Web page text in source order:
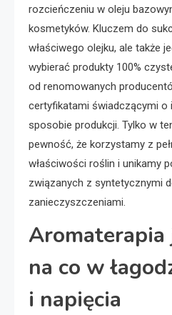
rozcieńczeniu w oleju
kosmetyków. Kluczem do
właściwego olejku, ale także
wybierać produkty 100%
od renomowanych
certyfikatami świadczącymi o
sposobie produkcji. Tylko w
pewność, że korzystamy z
właściwości roślin i unikamy
związanych z syntetycznymi
zanieczyszczeniami.
Aromaterapia
na co w
i napięcia